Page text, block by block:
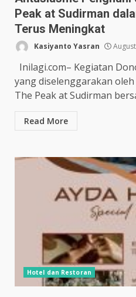
Peak at Sudirman
Terus Meningkat
Kasiyanto Yasran
Inilagi.com– Kegiatan
yang diselenggarakan
The Peak at Sudirman
Read More
Hotel dan Restoran